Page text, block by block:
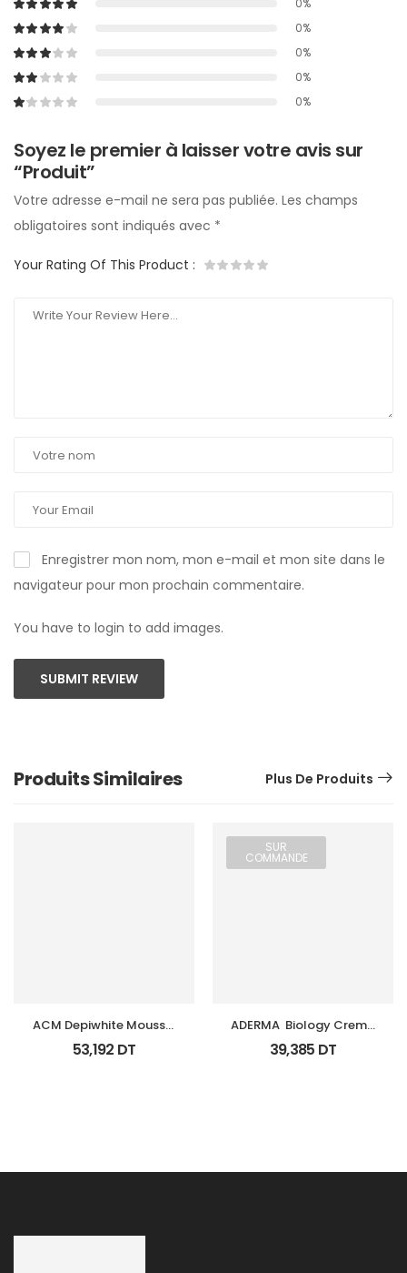
0%
0%
0%
0%
0%
Soyez le premier à laisser votre avis sur
“Produit”
Votre adresse e-mail ne sera pas publiée. Les champs
obligatoires sont indiqués avec *
Your Rating Of This Product :
Enregistrer mon nom, mon e-mail et mon site dans le
navigateur pour mon prochain commentaire.
You have to login to add images.
SUBMIT REVIEW
Produits Similaires Plus De Produits
ACM Depiwhite Mousse
Nettoyante Eclairciss
200Ml
53,192 DT
SUR
COMMANDE
ADERMA  Biology Creme
Legere Hyd Tb 0Ml
39,385 DT